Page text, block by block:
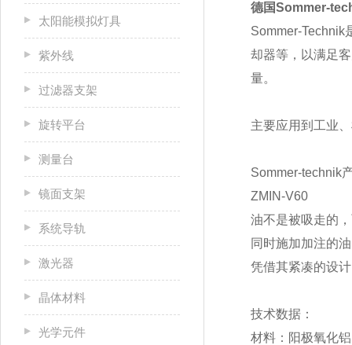
太阳能模拟灯具
紫外线
过滤器支架
旋转平台
测量台
镜面支架
系统导轨
激光器
晶体材料
光学元件
德国Sommer-
Sommer-
却器等，以满足
量。
主要应用到工业
Sommer-technik
ZMIN-V60
油不是被吸走的
同时施加加注的
凭借其紧凑的设
技术数据：
材料：阳极氧化